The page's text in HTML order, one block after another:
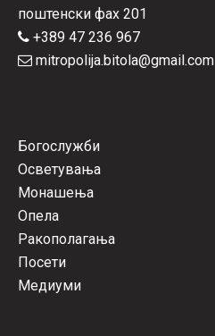
поштенски фах 201
+389 47 236 967
mitropolija.bitola@gmail.com
Богослужби
Осветувања
Монашења
Опела
Ракополагања
Посети
Медиуми